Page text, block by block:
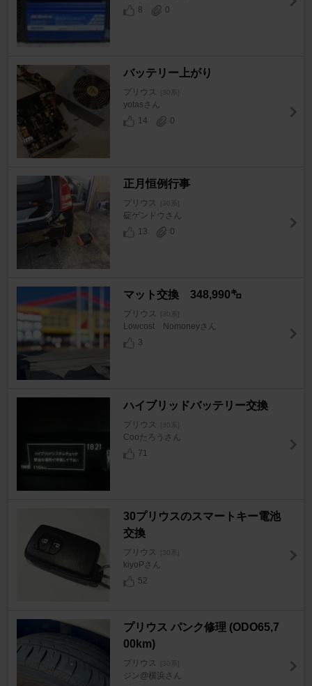
8
0
バッテリー上がり
プリウス [30系]
yotasさん
14
0
正月恒例行事
プリウス [30系]
碇ゲンドウさん
13
0
マット交換 348,990㌔
プリウス [30系]
Lowcost Nomoneyさん
3
ハイブリッドバッテリー交換
プリウス [30系]
Cooたろうさん
71
30プリウスのスマートキー電池
交換
プリウス [30系]
kiyoPさん
52
プリウス パンク修理 (ODO65,7
00km)
プリウス [30系]
ジン@横浜さん